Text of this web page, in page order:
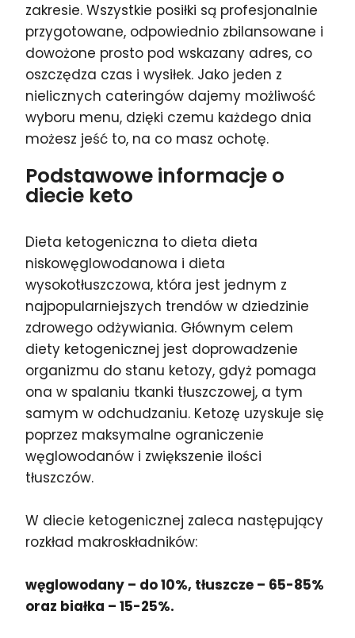
zakresie. Wszystkie posiłki są profesjonalnie
przygotowane, odpowiednio zbilansowane i
dowożone prosto pod wskazany adres, co
oszczędza czas i wysiłek. Jako jeden z
nielicznych cateringów dajemy możliwość
wyboru menu, dzięki czemu każdego dnia
możesz jeść to, na co masz ochotę.
Podstawowe informacje o
diecie keto
Dieta ketogeniczna to dieta dieta
niskowęglowodanowa i dieta
wysokotłuszczowa, która jest jednym z
najpopularniejszych trendów w dziedzinie
zdrowego odżywiania. Głównym celem
diety ketogenicznej jest doprowadzenie
organizmu do stanu ketozy, gdyż pomaga
ona w spalaniu tkanki tłuszczowej, a tym
samym w odchudzaniu. Ketozę uzyskuje się
poprzez maksymalne ograniczenie
węglowodanów i zwiększenie ilości
tłuszczów.
W diecie ketogenicznej zaleca następujący
rozkład makroskładników:
węglowodany – do 10%, tłuszcze – 65-85%
oraz białka – 15-25%.